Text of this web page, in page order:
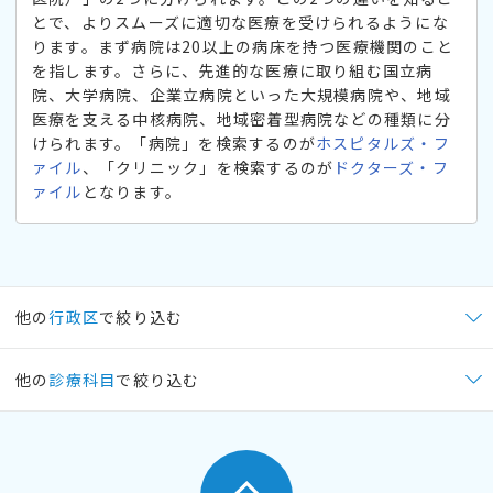
とで、よりスムーズに適切な医療を受けられるようにな
ります。まず病院は20以上の病床を持つ医療機関のこと
を指します。さらに、先進的な医療に取り組む国立病
院、大学病院、企業立病院といった大規模病院や、地域
医療を支える中核病院、地域密着型病院などの種類に分
けられます。「病院」を検索するのがホスピタルズ・フ
ァイル、「クリニック」を検索するのが ドクターズ・フ
ァイル となります。
他の行政区で絞り込む
他の 診療科目で絞り込む